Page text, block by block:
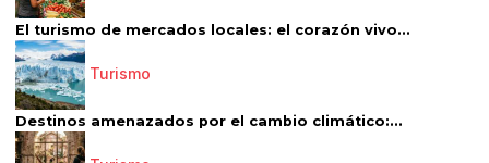
El turismo de mercados locales: el corazón vivo...
Turismo
Destinos amenazados por el cambio climático:...